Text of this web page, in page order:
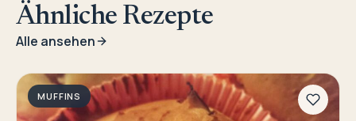
Ähnliche Rezepte
Alle ansehen
MUFFINS